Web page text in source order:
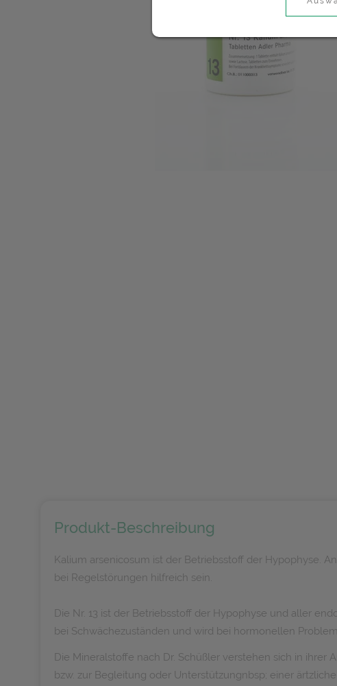
Produkt-Beschreibung
Kalium arsenicosum ist der Betriebsstoff der Hypophyse.
bei Regelstörungen hilfreich sein.
Die Nr. 13 ist der Betriebsstoff der Hypophyse und aller
bei Schwächezuständen und wird bei hormonellen
Die Mineralstoffe nach Dr. Schüßler verstehen sich in
bzw. zur Begleitung oder Unterstützungnbsp; einer